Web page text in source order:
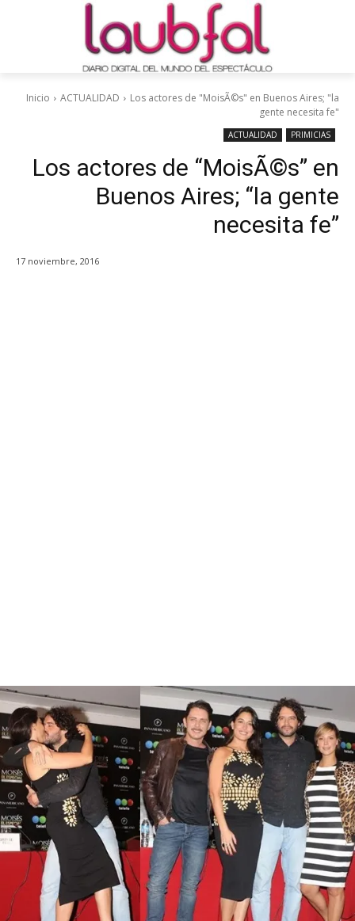
Inicio ACTUALIDAD
Los actores de "MoisÃ©s" en Buenos Aires; "la
gente necesita fe"
ACTUALIDAD PRIMICIAS
Los actores de “MoisÃ©s” en
Buenos Aires; “la gente
necesita fe”
17 noviembre, 2016